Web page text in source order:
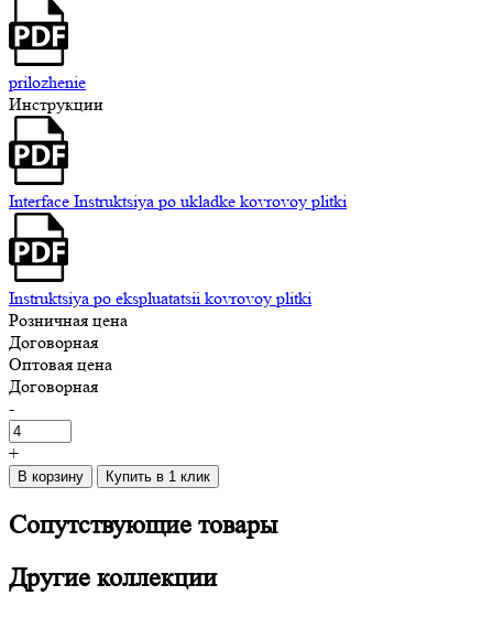
prilozhenie
Инструкции
Interface Instruktsiya po ukladke kovrovoy plitki
Instruktsiya po ekspluatatsii kovrovoy plitki
Розничная цена
Договорная
Оптовая цена
Договорная
-
+
В корзину Купить в 1 клик
Сопутствующие товары
Другие коллекции